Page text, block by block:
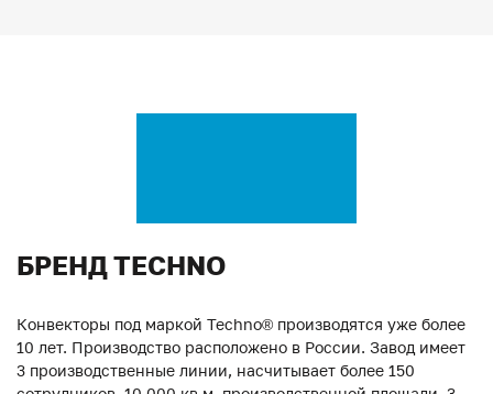
БРЕНД TECHNO
Конвекторы под маркой Techno® производятся уже более
10 лет. Производство расположено в России. Завод имеет
3 производственные линии, насчитывает более 150